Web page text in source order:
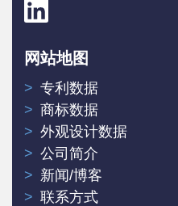
网站地图
专利数据
商标数据
外观设计数据
公司简介
新闻/博客
联系方式